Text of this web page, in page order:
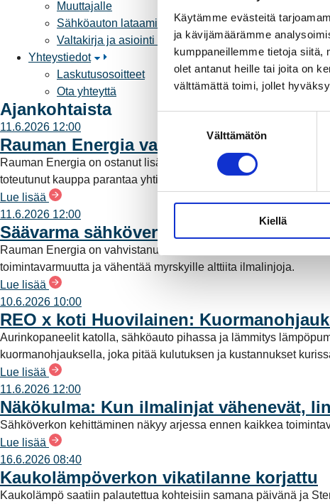
Käytämme evästeitä
ja kävijämäärämme
kumppaneillemme tietoja siitä,
olet antanut heille tai joita on
välttämättä toimi, jollet
o
s
t
u
k
s
v
a
t
a
Välttämätön
Kiellä
Muuttajalle
Sähköauton lataaminen
Valtakirja ja asiointi toisen puolesta
Yhteystiedot
Laskutusosoitteet
Ota yhteyttä
Ajankohtaista
11.6.2026 12:00
Rauman Energia vahvistaa rooliaan
Rauman Energia on ostanut lisää osuuksia sähköntuotannosta
toteutunut kauppa parantaa yhtiön omavaraisuutta ja lisää
Lue lisää
11.6.2026 12:00
Säävarma sähköverkko rakentuu
Rauman Energia on vahvistanut saariston sähköverkkoa
toimintavarmuutta ja vähentää myrskyille alttiita ilmalinjoja.
Lue lisää
10.6.2026 10:00
REO x koti Huovilainen:
Aurinkopaneelit katolla, sähköauto pihassa ja lämmitys
kuormanohjauksella, joka pitää kulutuksen ja kustannukset
Lue lisää
11.6.2026 12:00
Näkökulma: Kun ilmalinjat vähenevät,
Sähköverkon kehittäminen näkyy arjessa ennen kaikkea
Lue lisää
16.6.2026 08:40
Kaukolämpöverkon vikatilanne korjattu
Kaukolämpö saatiin palautettua kohteisiin samana päivänä ja